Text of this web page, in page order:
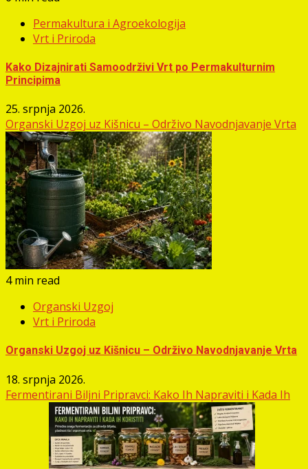
Permakultura i Agroekologija
Vrt i Priroda
Kako Dizajnirati Samoodrživi Vrt po Permakulturnim
Principima
25. srpnja 2026.
Organski Uzgoj uz Kišnicu – Održivo Navodnjavanje Vrta
4 min read
Organski Uzgoj
Vrt i Priroda
Organski Uzgoj uz Kišnicu – Održivo Navodnjavanje Vrta
18. srpnja 2026.
Fermentirani Biljni Pripravci: Kako Ih Napraviti i Kada Ih